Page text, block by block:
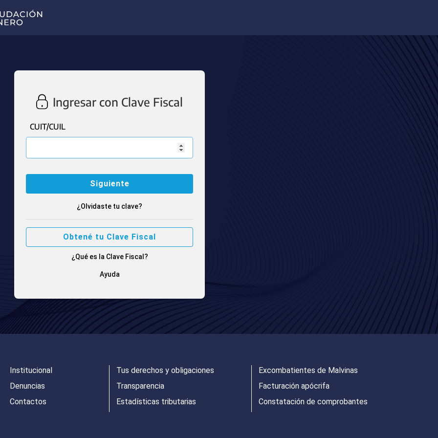
Ingresar con Clave Fiscal
CUIT/CUIL
¿Olvidaste tu clave?
Obtené tu Clave Fiscal
¿Qué es la Clave Fiscal?
Ayuda
Institucional
Denuncias
Contactos
Tus derechos y obligaciones
Transparencia
Estadísticas tributarias
Excombatientes de Malvinas
Facturación apócrifa
Constatación de comprobantes